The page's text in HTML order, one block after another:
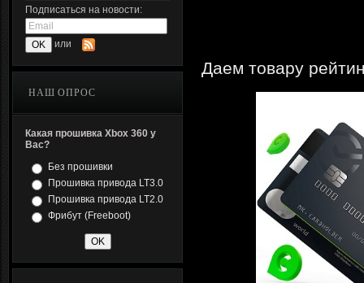
Подписаться на новости:
или
НАШ ОПРОС
Какая прошивка Xbox 360 у
Вас?
Без прошивки
Прошивка привода LT3.0
Прошивка привода LT2.0
Фрибут (Freeboot)
Даем товару